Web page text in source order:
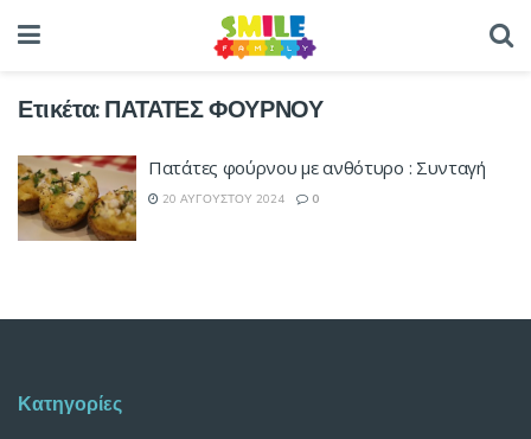
Ετικέτα:ΠΑΤΑΤΕΣ ΦΟΥΡΝΟΥ
Πατάτες φούρνου με ανθότυρο : Συνταγή
20 ΑΥΓΟΎΣΤΟΥ 2024 0
Κατηγορίες